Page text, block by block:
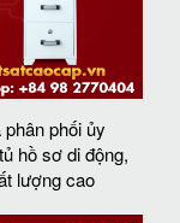
phân phối ủy
hồ sơ di động,
lượng cao